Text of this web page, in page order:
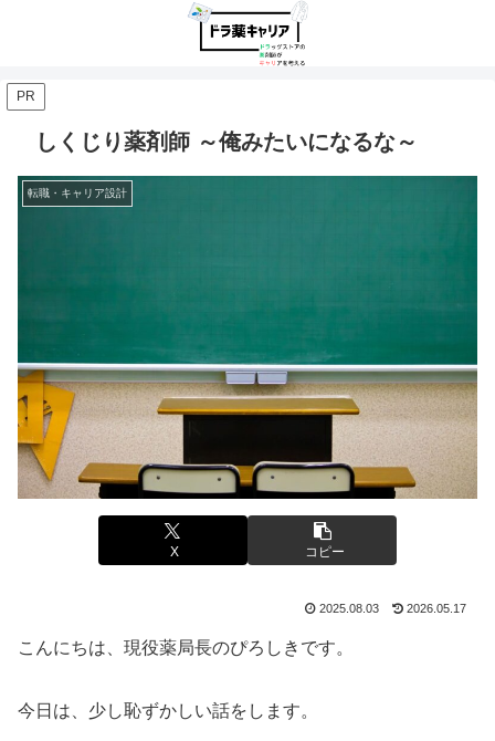
PR
しくじり薬剤師 ～俺みたいになるな～
転職・キャリア設計
X コピー
2025.08.03 2026.05.17
こんにちは、現役薬局長のぴろしきです。
今日は、少し恥ずかしい話をします。